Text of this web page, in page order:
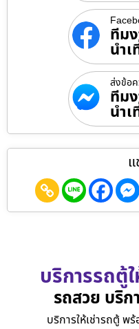
ทีม
นำ
ส่งข้อ
ทีม
นำ
บริการรถตู้
รถสวย บริก
บริการให้เช่ารถตู้